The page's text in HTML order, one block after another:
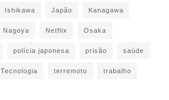
Ishikawa Japão Kanagawa
Nagoya Netflix Osaka
polícia japonesa prisão saúde
Tecnologia terremoto trabalho